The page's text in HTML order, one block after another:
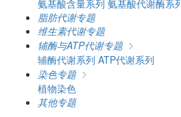
氨基酸含量系列 氨基酸代谢酶系
脂肪代谢专题
维生素代谢专题
辅酶与ATP代谢专题
辅酶代谢系列 ATP代谢系列
染色专题
植物染色
其他专题